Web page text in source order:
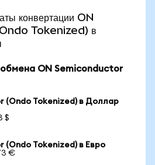
конвертации ON
Tokenized) в
ON Semiconductor
(Ondo Tokenized) в Доллар
$
(Ondo Tokenized) в Евро
€